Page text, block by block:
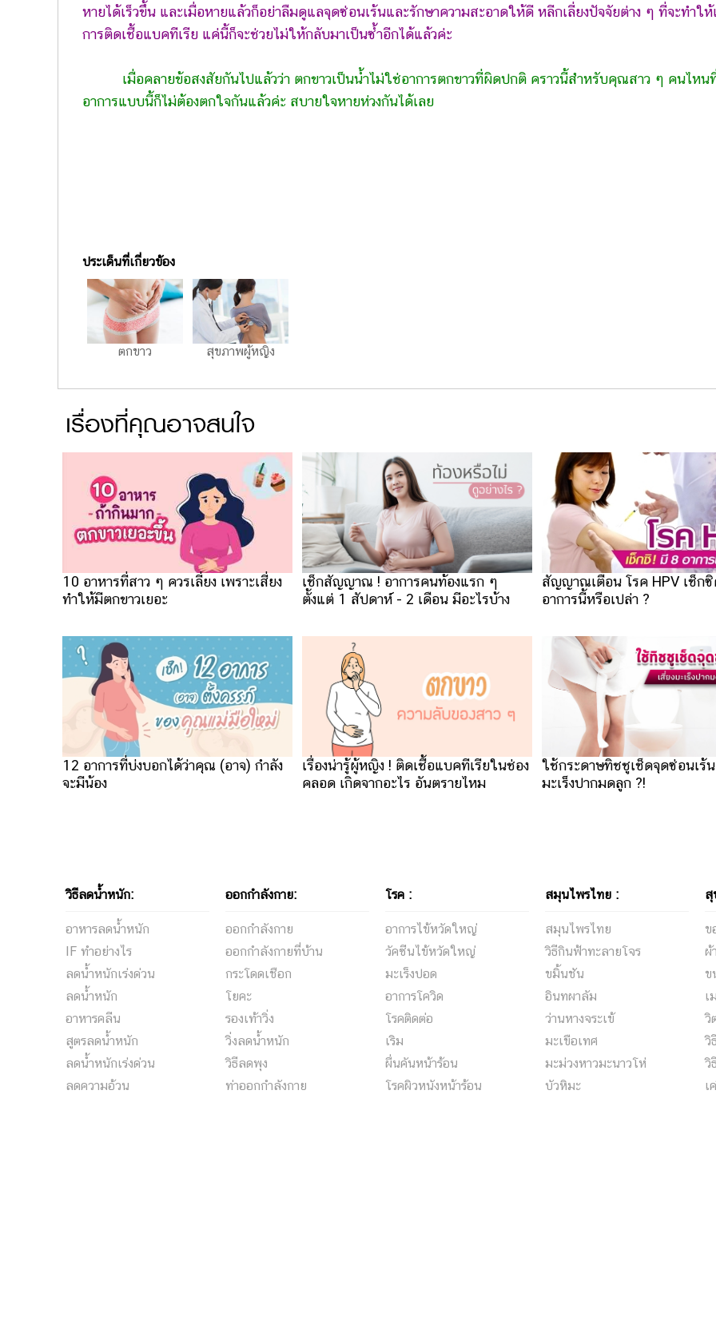
หายได้เร็วขึ้น และเมื่อหายแล้วก็อย่าลืมดูแลจุดซ่อนเร้นและรักษาความสะอาดให้ดี หลีกเลี่ยงปัจจัยต่าง ๆ ที่จะทำให้
การติดเชื้อแบคทีเรีย แค่นี้ก็จะช่วยไม่ให้กลับมาเป็นซ้ำอีกได้แล้วค่ะ
เมื่อคลายข้อสงสัยกันไปแล้วว่า ตกขาวเป็นน้ำไม่ใช่อาการตกขาวที่ผิดปกติ คราวนี้สำหรับคุณสาว ๆ คนไหน
อาการแบบนี้ก็ไม่ต้องตกใจกันแล้วค่ะ สบายใจหายห่วงกันได้เลย
ประเด็นที่เกี่ยวข้อง
ตกขาว สุขภาพผู้หญิง
เรื่องที่คุณอาจสนใจ
10 อาหารที่สาว ๆ ควรเลี่ยง เพราะเสี่ยง
ทำให้มีตกขาวเยอะ
เช็กสัญญาณ ! อาการคนท้องแรก ๆ
ตั้งแต่ 1 สัปดาห์ - 2 เดือน มีอะไรบ้าง
สัญญาณเตือน โรค HPV เช็ก
อาการนี้หรือเปล่า ?
12 อาการที่บ่งบอกได้ว่าคุณ (อาจ) กำลัง
จะมีน้อง
เรื่องน่ารู้ผู้หญิง ! ติดเชื้อแบคทีเรียในช่อง
คลอด เกิดจากอะไร อันตรายไหม
ใช้กระดาษทิชชูเช็ดจุดซ่อนเร้น
มะเร็งปากมดลูก ?!
วิธีลดนํ้าหนัก:
อาหารลดน้ําหนัก
IF ทำอย่างไร
ลดน้ําหนักเร่งด่วน
ลดนํ้าหนัก
อาหารคลีน
สูตรลดน้ําหนัก
ลดน้ําหนักเร่งด่วน
ลดความอ้วน
ออกกำลังกาย:
ออกกําลังกาย
ออกกําลังกายที่บ้าน
กระโดดเชือก
โยคะ
รองเท้าวิ่ง
วิ่งลดน้ําหนัก
วิธีลดพุง
ท่าออกกําลังกาย
โรค :
อาการไข้หวัดใหญ่
วัคซีนไข้หวัดใหญ่
มะเร็งปอด
อาการโควิด
โรคติดต่อ
เริม
ผื่นคันหน้าร้อน
โรคผิวหนังหน้าร้อน
สมุนไพรไทย :
สมุนไพรไทย
วิธีกินฟ้าทะลายโจร
ขมิ้นชัน
อินทผาลัม
ว่านหางจระเข้
มะเขือเทศ
มะม่วงหาวมะนาวโห่
บัวหิมะ
สุ
ข
ผ้
ข
เ
วิ
วิ
วิ
เ